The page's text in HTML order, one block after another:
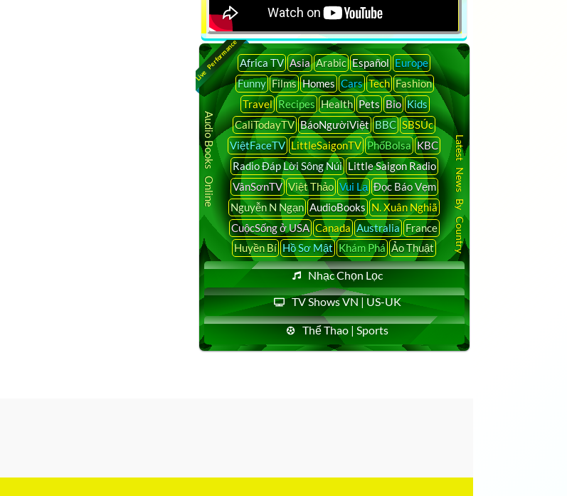
Live PerformanceAfrica TV Asia Arabic Español Europe
Funny Films Homes Cars Tech Fashion
Travel Recipes Health Pets Bio Kids
CaliTodayTV BáoNgườiViệt BBC SBSÚc
ViệtFaceTV LittleSaigonTV PhốBolsa KBC
Radio Đáp Lời Sông Núi Little Saigon Radio
VânSơnTV Việt Thảo Vui Lạ Đọc Báo Vẹm
Nguyễn N Ngạn AudioBooks N. Xuân Nghiã
CuộcSống ở USA Canada Australia France
Huyền Bí Hồ Sơ Mật Khám Phá Ảo Thuật
Nhạc Chọn Lọc
TV Shows VN | US-UK
Thể Thao | Sports
Audio Books Online Latest News By Country